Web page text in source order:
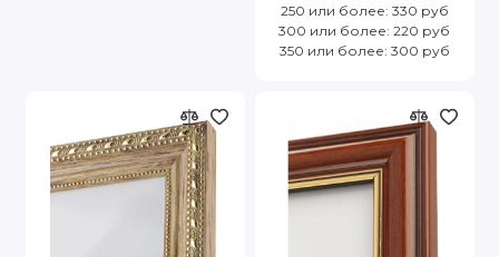
250 или более: 330 руб
300 или более: 220 руб
350 или более: 300 руб